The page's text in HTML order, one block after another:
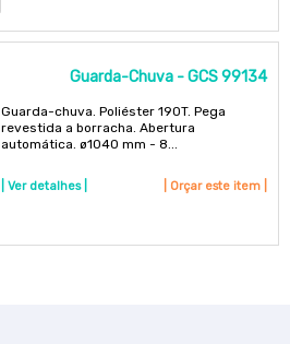
Guarda-Chuva - GCS 99134
Guarda-chuva. Poliéster 190T. Pega
revestida a borracha. Abertura
automática. ø1040 mm - 8...
| Ver detalhes | | Orçar este item |